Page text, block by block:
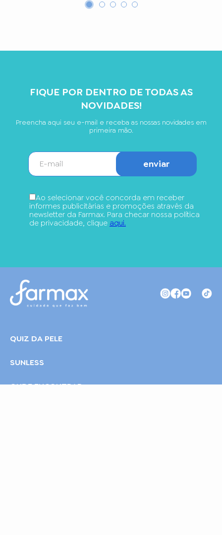
FIQUE POR DENTRO DE TODAS AS
NOVIDADES!
Preencha aqui seu e-mail e receba as nossas novidades em
primeira mão.
enviar
Ao selecionar você concorda em receber
informes publicitárias e promoções através da
newsletter da Farmax. Para checar nossa política
de privacidade, clique aqui.
QUIZ DA PELE
SUNLESS
ONDE ENCONTRAR